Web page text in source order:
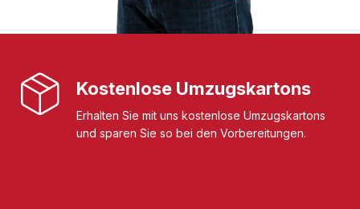
Kostenlose Umzugskartons
Erhalten Sie mit uns kostenlose Umzugskartons
und sparen Sie so bei den Vorbereitungen.